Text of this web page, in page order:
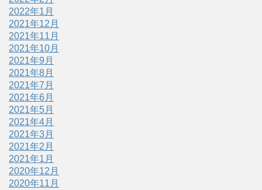
2022年1月
2021年12月
2021年11月
2021年10月
2021年9月
2021年8月
2021年7月
2021年6月
2021年5月
2021年4月
2021年3月
2021年2月
2021年1月
2020年12月
2020年11月